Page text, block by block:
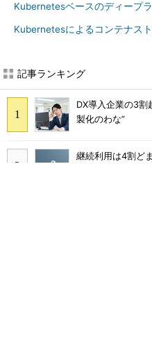
Kubernetesベースのディープ
Kubernetesによるコンテナス
記事ランキング
DX導入企業の3
製化のわな”
継続利用は4割ど